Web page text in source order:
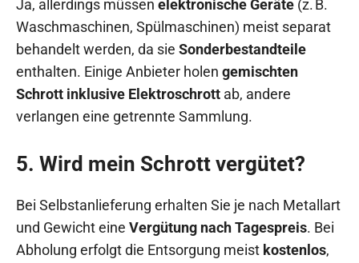
Ja, allerdings müssen elektronische Geräte (z. B.
Waschmaschinen, Spülmaschinen) meist separat
behandelt werden, da sie Sonderbestandteile
enthalten. Einige Anbieter holen gemischten
Schrott inklusive Elektroschrott ab, andere
verlangen eine getrennte Sammlung.
5. Wird mein Schrott vergütet?
Bei Selbstanlieferung erhalten Sie je nach Metallart
und Gewicht eine Vergütung nach Tagespreis. Bei
Abholung erfolgt die Entsorgung meist kostenlos,